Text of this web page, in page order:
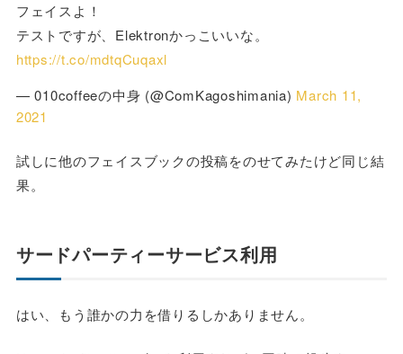
フェイスよ！
テストですが、Elektronかっこいいな。
https://t.co/mdtqCuqaxl
— 010coffeeの中身 (@ComKagoshimania) March 11,
2021
試しに他のフェイスブックの投稿をのせてみたけど同じ結
果。
サードパーティーサービス利用
はい、もう誰かの力を借りるしかありません。